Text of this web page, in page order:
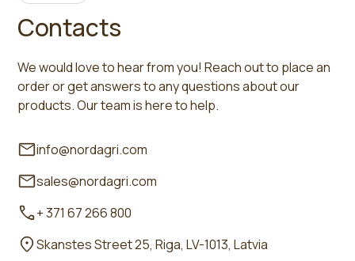
Contacts
We would love to hear from you! Reach out to place an
order or get answers to any questions about our
products. Our team is here to help.
info@nordagri.com
sales@nordagri.com
+ 371 67 266 800
Skanstes Street 25, Riga, LV-1013, Latvia